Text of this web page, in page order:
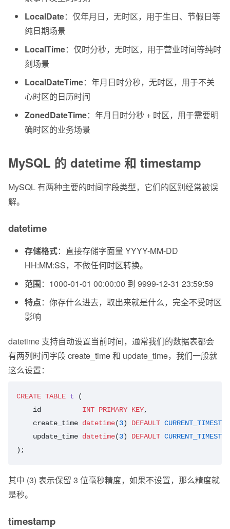
LocalDate：仅年月日，无时区，用于生日、节假日等
纯日期场景
LocalTime：仅时分秒，无时区，用于营业时间等纯时
刻场景
LocalDateTime：年月日时分秒，无时区，用于不关
心时区的日历时间
ZonedDateTime：年月日时分秒 + 时区，用于需要明
确时区的业务场景
MySQL 的 datetime 和 timestamp
MySQL 有两种主要的时间字段类型，它们的区别经常被误
解。
datetime
存储格式：直接存储字面量 YYYY-MM-DD
HH:MM:SS，不做任何时区转换。
范围：1000-01-01 00:00:00 到 9999-12-31 23:59:59
特点：你存什么进去，取出来就是什么，完全不受时区
影响
datetime 支持自动设置当前时间，通常我们的数据表都会
有两列时间字段 create_time 和 update_time，我们一般就
这么设置：
CREATE TABLE t (
    id
INT PRIMARY KEY,
    create_time
datetime(3) DEFAULT
    update_time
datetime(3) DEFAULT
);
其中 (3) 表示保留 3 位毫秒精度，如果不设置，那么精度就
是秒。
timestamp